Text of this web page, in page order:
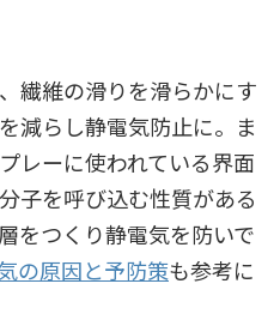
繊維の滑りを滑らかにす
減らし静電気防止に。ま
レーに使われている界面
子を呼び込む性質がある
をつくり静電気を防いで
の原因と予防策も参考に